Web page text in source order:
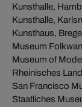
Kunsthalle,
Kunsthalle,
Kunsthaus,
Museum
Museum of
Rheinisches
San Francisco
Staatliches